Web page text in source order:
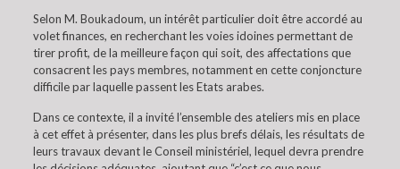
Selon M. Boukadoum, un intérêt particulier doit être accordé au
volet finances, en recherchant les voies idoines permettant de
tirer profit, de la meilleure façon qui soit, des affectations que
consacrent les pays membres, notamment en cette conjoncture
difficile par laquelle passent les Etats arabes.
Dans ce contexte, il a invité l’ensemble des ateliers mis en place
à cet effet à présenter, dans les plus brefs délais, les résultats de
leurs travaux devant le Conseil ministériel, lequel devra prendre